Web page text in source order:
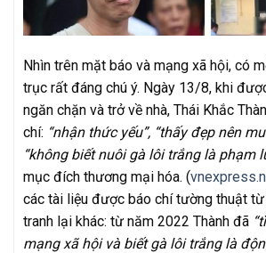
Nhìn trên mặt báo và mạng xã hội, có
trục rất đáng chú ý. Ngày 13/8, khi
ngăn chặn và trở về nhà, Thái Khắc
chí: “nhận thức yếu”, “thấy đẹp nên
“không biết nuôi gà lôi trắng là phạm
mục đích thương mại hóa. (
các tài liệu được báo chí tường thuật
tranh lại khác: từ năm 2022 Thành đã
mạng xã hội và biết gà lôi trắng là